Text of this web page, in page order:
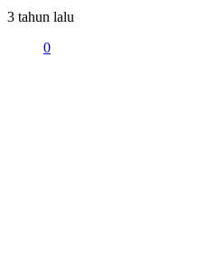
3 tahun lalu
0